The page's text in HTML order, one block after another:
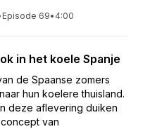
Episode 69• 4:00
in het koele Spanje
de Spaanse zomers
hun koelere thuisland.
deze aflevering duiken
van